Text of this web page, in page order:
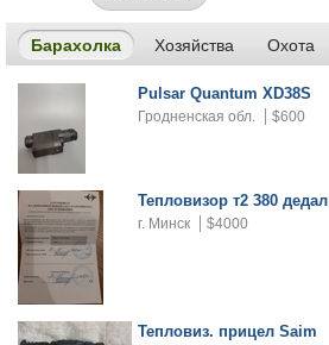
Барахолка Хозяйства Охота
Pulsar Quantum XD38S
Гродненская обл. $600
Тепловизор т2 380 дедал
г. Минск $4000
Тепловиз. прицел Saim